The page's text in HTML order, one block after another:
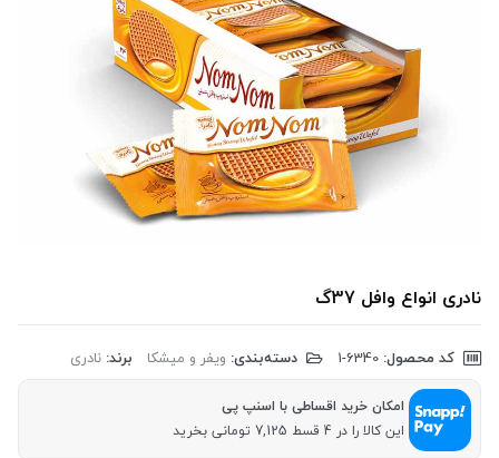
نادری انواع وافل 37گ
کد محصول: دسته‌بندی: ویفر و میشکا برند: نادری
امکان خرید اقساطی با اسنپ پی
این کالا را در 4 قسط 7,125 تومانی بخرید